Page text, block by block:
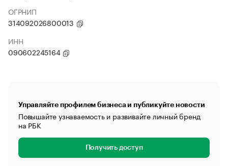
ОГРНИП
314092026800013
ИНН
090602245164
Управляйте профилем бизнеса и публикуйте новости
Повышайте узнаваемость и развивайте личный бренд
на РБК
Получить доступ